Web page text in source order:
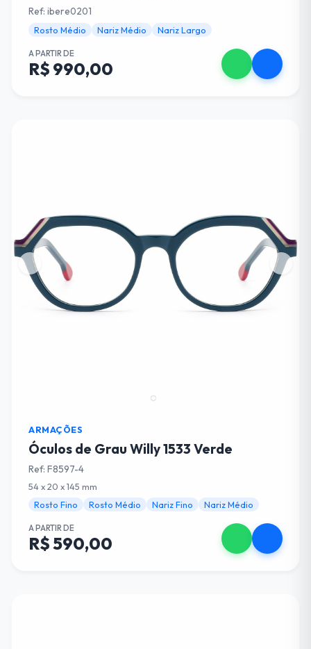
Ref: ibere0201
Rosto Médio Nariz Médio Nariz Largo
A PARTIR DE
R$ 990,00
ARMAÇÕES
Óculos de Grau Willy 1533 Verde
Ref: F8597-4
54 x 20 x 145 mm
Rosto Fino
Rosto Médio Nariz Fino Nariz Médio
A PARTIR DE
R$ 590,00